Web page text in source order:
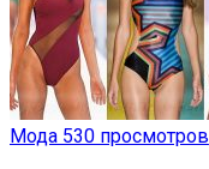
Мода 530 просмотров